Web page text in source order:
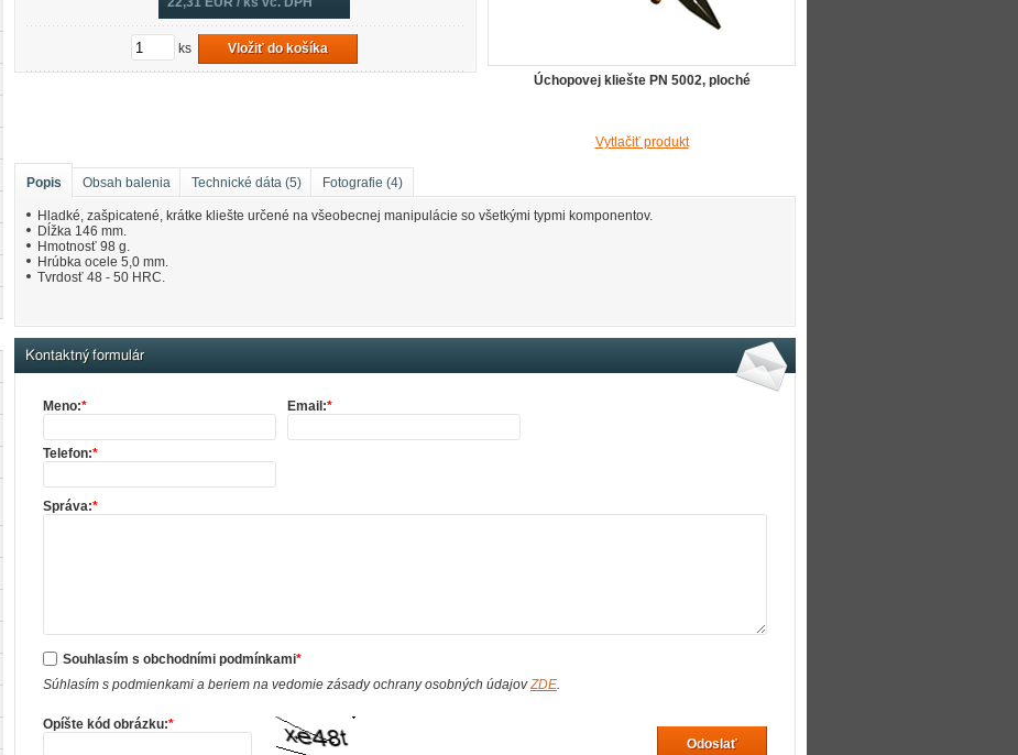
ks Vložiť do košíka
Úchopovej kliešte PN 5002, ploché
Vytlačiť produkt
Popis Obsah balenia Technické dáta (5) Fotografie (4)
Hladké, zašpicatené, krátke kliešte určené na všeobecnej manipulácie so všetkými typmi komponentov.
Dĺžka 146 mm.
Hmotnosť 98 g.
Hrúbka ocele 5,0 mm.
Tvrdosť 48 - 50 HRC.
Kontaktný formulár
Meno:* Email:*
Telefon:*
Správa:*
Souhlasím s obchodními podmínkami*
Súhlasím s podmienkami a beriem na vedomie zásady ochrany osobných údajovZDE.
Opíšte kód obrázku:*
Odoslať